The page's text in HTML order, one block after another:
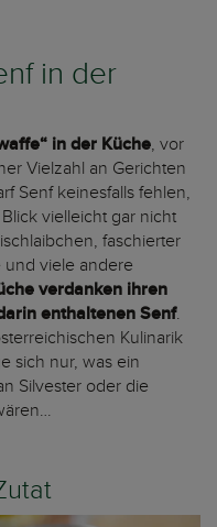
in der
in der Küche, vor
Vielzahl an Gerichten
Senf keinesfalls fehlen,
vielleicht gar nicht
faschierter
und viele andere
verdanken ihren
enthaltenen Senf.
Kulinarik
sich nur, was ein
Silvester oder die